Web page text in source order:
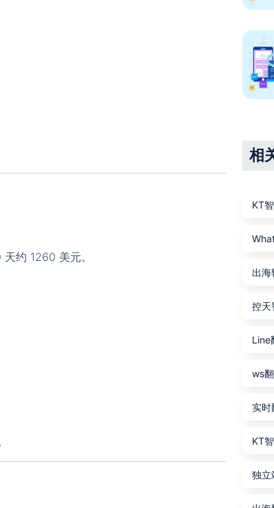
约 1260 美元。
相
KT
出海
控天
Line
ws
实时
KT
独立